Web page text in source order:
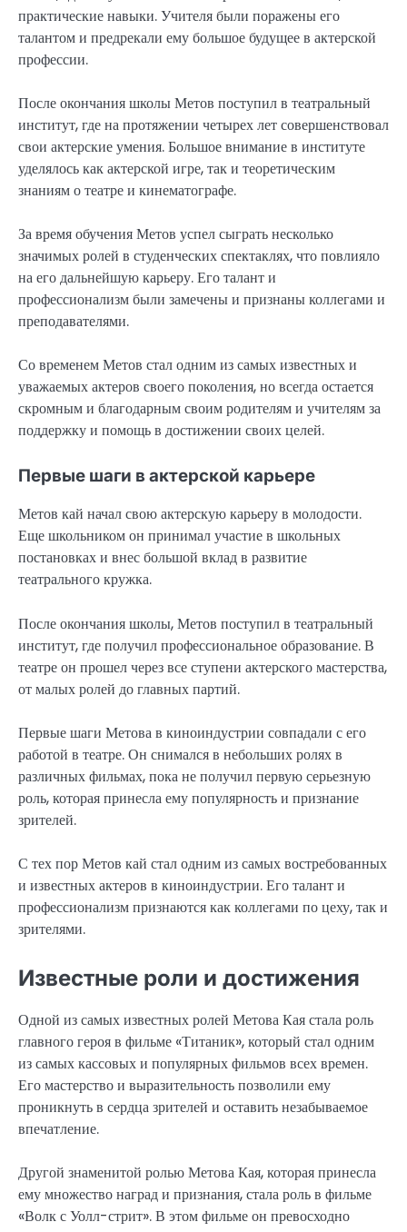
практические навыки. Учителя были поражены его
талантом и предрекали ему большое будущее в актерской
профессии.
После окончания школы Метов поступил в театральный
институт, где на протяжении четырех лет совершенствовал
свои актерские умения. Большое внимание в институте
уделялось как актерской игре, так и теоретическим
знаниям о театре и кинематографе.
За время обучения Метов успел сыграть несколько
значимых ролей в студенческих спектаклях, что повлияло
на его дальнейшую карьеру. Его талант и
профессионализм были замечены и признаны коллегами и
преподавателями.
Со временем Метов стал одним из самых известных и
уважаемых актеров своего поколения, но всегда остается
скромным и благодарным своим родителям и учителям за
поддержку и помощь в достижении своих целей.
Первые шаги в актерской карьере
Метов кай начал свою актерскую карьеру в молодости.
Еще школьником он принимал участие в школьных
постановках и внес большой вклад в развитие
театрального кружка.
После окончания школы, Метов поступил в театральный
институт, где получил профессиональное образование. В
театре он прошел через все ступени актерского мастерства,
от малых ролей до главных партий.
Первые шаги Метова в киноиндустрии совпадали с его
работой в театре. Он снимался в небольших ролях в
различных фильмах, пока не получил первую серьезную
роль, которая принесла ему популярность и признание
зрителей.
С тех пор Метов кай стал одним из самых востребованных
и известных актеров в киноиндустрии. Его талант и
профессионализм признаются как коллегами по цеху, так и
зрителями.
Известные роли и достижения
Одной из самых известных ролей Метова Кая стала роль
главного героя в фильме «Титаник», который стал одним
из самых кассовых и популярных фильмов всех времен.
Его мастерство и выразительность позволили ему
проникнуть в сердца зрителей и оставить незабываемое
впечатление.
Другой знаменитой ролью Метова Кая, которая принесла
ему множество наград и признания, стала роль в фильме
«Волк с Уолл-стрит». В этом фильме он превосходно